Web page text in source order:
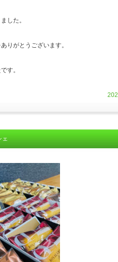
した。
りがとうございます。
す。
ェ